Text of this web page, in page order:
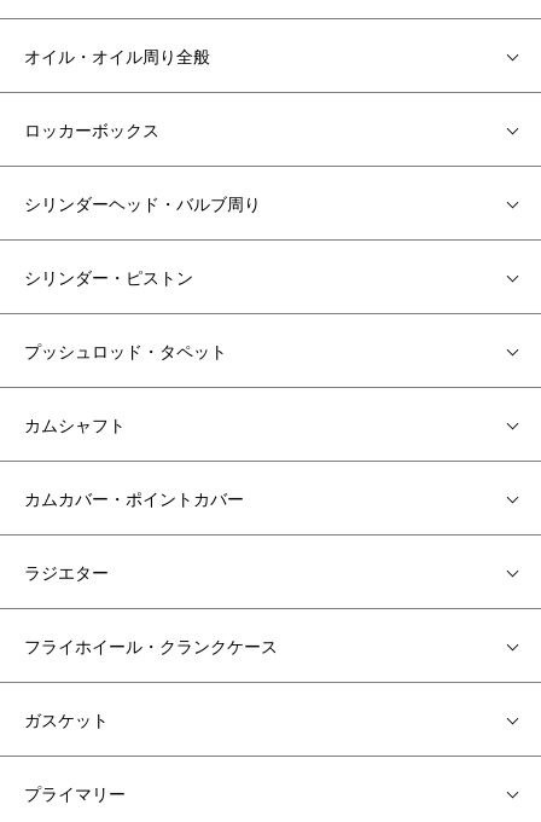
オイル・オイル周り全般
ロッカーボックス
シリンダーヘッド・バルブ周り
シリンダー・ピストン
プッシュロッド・タペット
カムシャフト
カムカバー・ポイントカバー
ラジエター
フライホイール・クランクケース
ガスケット
プライマリー